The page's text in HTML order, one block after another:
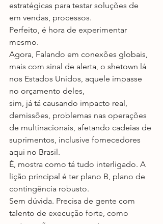
estratégicas para testar soluções de
em vendas, processos.
Perfeito, é hora de experimentar
mesmo.
Agora, Falando em conexões globais,
mais com sinal de alerta, o shetown lá
nos Estados Unidos, aquele impasse
no orçamento deles,
sim, já tá causando impacto real,
demissões, problemas nas operações
de multinacionais, afetando cadeias de
suprimentos, inclusive fornecedores
aqui no Brasil.
É, mostra como tá tudo interligado. A
lição principal é ter plano B, plano de
contingência robusto.
Sem dúvida. Precisa de gente com
talento de execução forte, como